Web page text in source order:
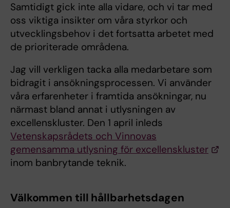
Samtidigt gick inte alla vidare, och vi tar med
oss viktiga insikter om våra styrkor och
utvecklingsbehov i det fortsatta arbetet med
de prioriterade områdena.
Jag vill verkligen tacka alla medarbetare som
bidragit i ansökningsprocessen. Vi använder
våra erfarenheter i framtida ansökningar, nu
närmast bland annat i utlysningen av
excellenskluster. Den 1 april inleds
Vetenskapsrådets och Vinnovas
gemensamma utlysning för excellenskluster
inom banbrytande teknik.
Välkommen till hållbarhetsdagen